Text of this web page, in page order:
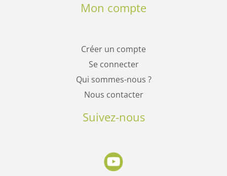
Mon compte
Créer un compte
Se connecter
Qui sommes-nous ?
Nous contacter
Suivez-nous